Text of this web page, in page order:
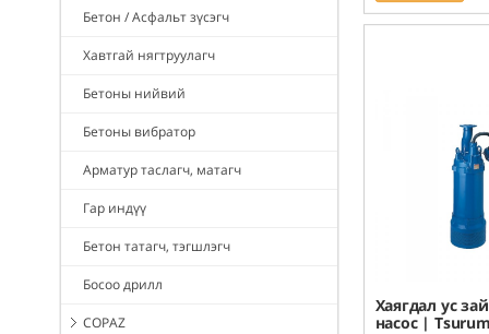
Бетон / Асфальт зүсэгч
Хавтгай нягтруулагч
Бетоны нийвий
Бетоны вибратор
Арматур таслагч, матагч
Гар индүү
Бетон татагч, тэгшлэгч
Босоо дрилл
COPAZ
Хаягдал ус
насос |